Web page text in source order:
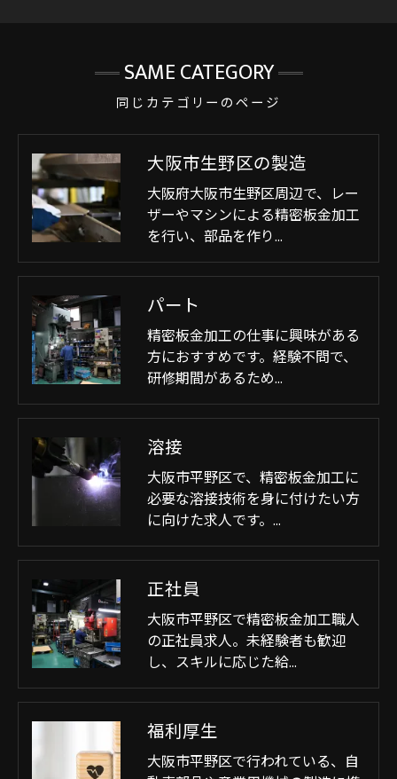
同じカテゴリーのページ
SAME CATEGORY
大阪市生野区の製造
大阪府大阪市生野区周辺で、レー
ザーやマシンによる精密板金加工
を行い、部品を作り…
パート
精密板金加工の仕事に興味がある
方におすすめです。経験不問で、
研修期間があるため…
溶接
大阪市平野区で、精密板金加工に
必要な溶接技術を身に付けたい方
に向けた求人です。…
正社員
大阪市平野区で精密板金加工職人
の正社員求人。未経験者も歓迎
し、スキルに応じた給…
福利厚生
大阪市平野区で行われている、自